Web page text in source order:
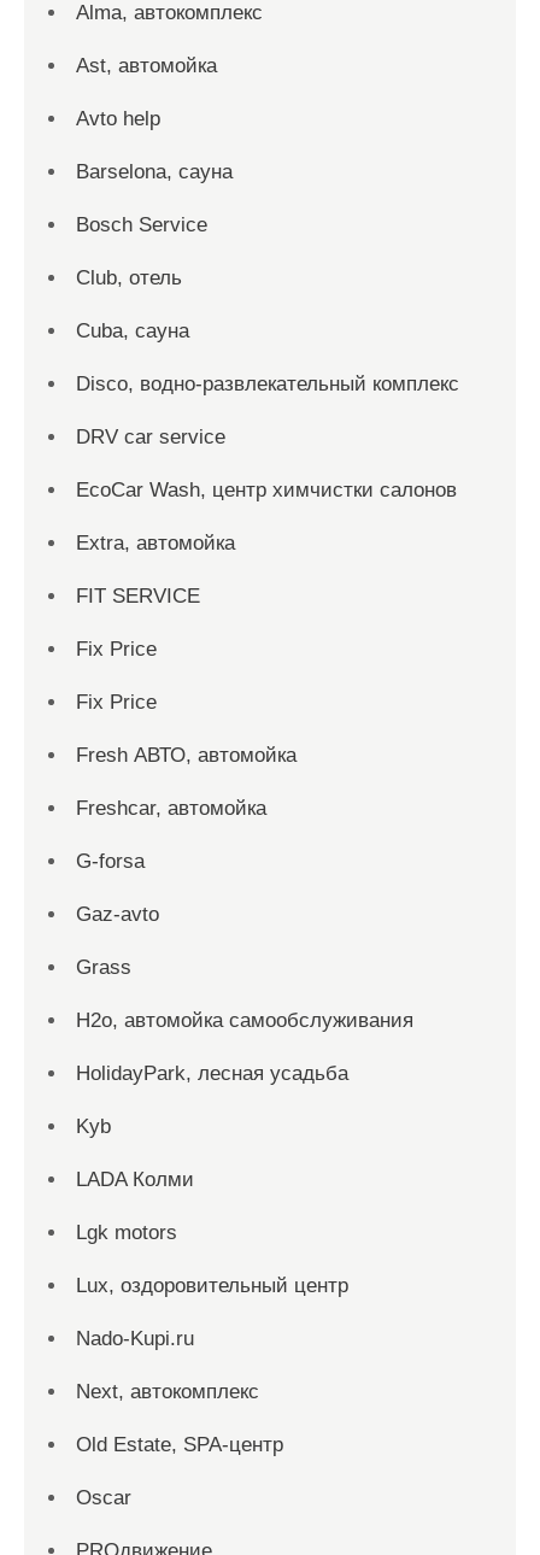
Alma, автокомплекс
Ast, автомойка
Avto help
Barselona, сауна
Bosch Service
Club, отель
Cuba, сауна
Disco, водно-развлекательный комплекс
DRV car service
EcoCar Wash, центр химчистки салонов
Extra, автомойка
FIT SERVICE
Fix Price
Fix Price
Fresh АВТО, автомойка
Freshcar, автомойка
G-forsa
Gaz-avto
Grass
H2o, автомойка самообслуживания
HolidayPark, лесная усадьба
Kyb
LADA Колми
Lgk motors
Lux, оздоровительный центр
Nado-Kupi.ru
Next, автокомплекс
Old Estate, SPA-центр
Oscar